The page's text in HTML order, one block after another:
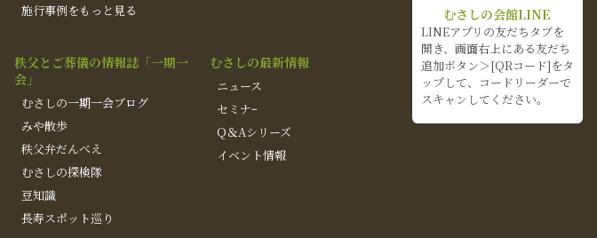
施行事例をもっと見る
秩父とご葬儀の情報誌「一期一
会」
むさしの一期一会ブログ
みや散歩
秩父弁だんべえ
むさしの探検隊
豆知識
長寿スポット巡り
むさしの最新情報
ニュース
セミナｰ
Q＆Aシリーズ
イベント情報
むさしの会館LINE
LINEアプリの友だちタブを
開き、画面右上にある友だち
追加ボタン＞[QRコード]をタ
ップして、コードリーダーで
スキャンしてください。